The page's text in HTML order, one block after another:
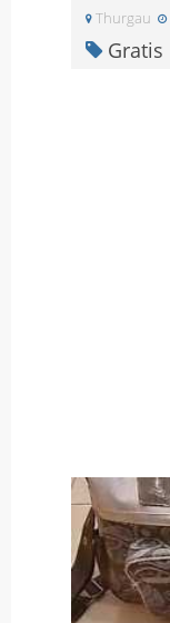
Thurgau
Gratis